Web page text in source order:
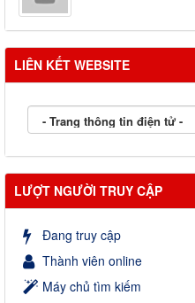
LIÊN KẾT WEBSITE
LƯỢT NGƯỜI TRUY CẬP
Đang truy cập
Thành viên online
Máy chủ tìm kiếm